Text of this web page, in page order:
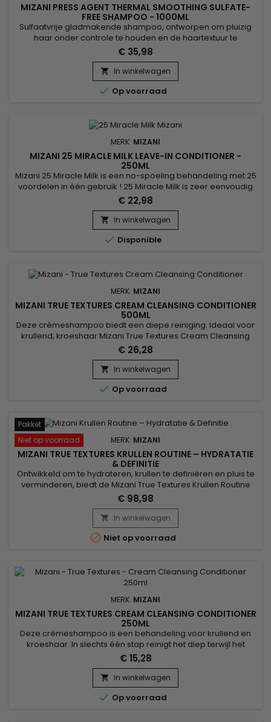
MIZANI PRESS AGENT THERMAL SMOOTHING SULFATE-
FREE SHAMPOO - 1000ML
Sulfaatvrije gladmakende shampoo, ontworpen om pluizig
haar onder controle te houden en de haartextuur te
verbeteren. Verrijkt met arganolie, bekend om zijn
herstellende en beschermende eigenschappen, versterkt
het de haarvezel. Agave-extract zorgt voor glans en
flexibiliteit zonder te verzwaren. Mizani Press Agent Thermal
Smoothing Sulfate Free...
€ 35,98
 In winkelwagen
 Op voorraad
MERK: MIZANI
MIZANI 25 MIRACLE MILK LEAVE-IN CONDITIONER -
250ML
Mizani 25 Miracle Milk is een no-spoeling behandeling met 25
voordelen in één gebruik ! 25 Miracle Milk is zeer eenvoudig
in gebruik en helpt soepel te ontrafelen en breekt te
verminderen, beschermt tegen vocht en hitte.&nbsp; Zonder
sulfaten, zonder alcohol, parabenen, minerale olie,
hydrateert en geeft het haar flexibiliteit terwijl het glans en...
€ 22,98
 In winkelwagen
 Disponible
MERK: MIZANI
MIZANI TRUE TEXTURES CREAM CLEANSING CONDITIONER
500ML
Deze crèmeshampoo biedt een diepe reiniging. Ideaal voor
krullend, kroeshaar Mizani True Textures Cream Cleansing
Conditioner verwijdert onzuiverheden, ontwart krullend haar
in één stap, houdt vocht vast en krult de natuurlijke vorm voor
een tastbare textuur. Verrijkt met voedende Marula-, Olijf- en
Kokosolie en antioxidanten.&nbsp; Zonder siliconen...
€ 26,28
 In winkelwagen
 Op voorraad
Pakket
Niet op voorraad
MERK: MIZANI
MIZANI TRUE TEXTURES KRULLEN ROUTINE – HYDRATATIE
& DEFINITIE
Ontwikkeld om te hydrateren, krullen te definiëren en pluis te
verminderen, biedt de Mizani True Textures Krullen Routine
een complete professionele verzorging voor krullend en
kroeshaar. Deze routine combineert reiniging, verzorging en
styling om de vochtbalans te herstellen, de natuurlijke krul te
versterken en het haar beter handelbaar te maken....
€ 98,98
 In winkelwagen
 Niet op voorraad
MERK: MIZANI
MIZANI TRUE TEXTURES CREAM CLEANSING CONDITIONER
250ML
Deze crèmeshampoo is een behandeling voor krullend en
kroeshaar. In slechts één stap reinigt het diep terwijl het
onmiddellijk ontwart, vocht vasthoudt en de natuurlijke vorm
van krullen benadrukt voor een zacht, aangenaam gevoel.
De unieke formule, verrijkt met Marula-, Olijf- en Kokosolie,
evenals antioxidanten, voedt intens zonder het gebruik van...
€ 15,28
 In winkelwagen
 Op voorraad